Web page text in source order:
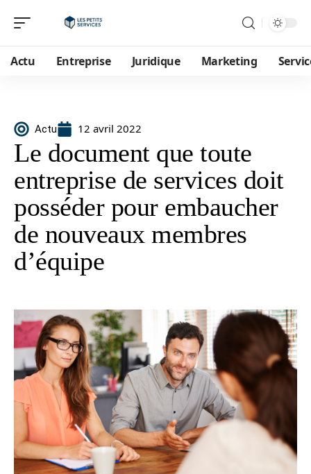
Actu Entreprise Juridique Marketing
Actu 12 avril 2022
Le document que toute
entreprise de services doit
posséder pour embaucher
de nouveaux membres
d’équipe